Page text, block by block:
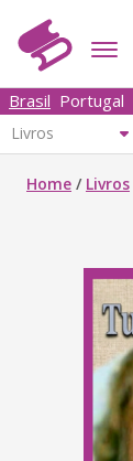
Brasil Portugal
Home / Livros